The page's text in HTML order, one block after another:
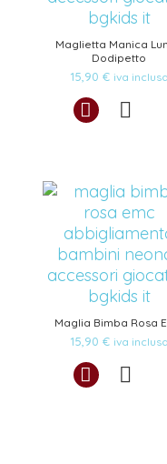
Maglietta Manica
Dodipetto
15,90 € iva inclusa
Maglia Bimba Rosa
15,90 € iva inclusa